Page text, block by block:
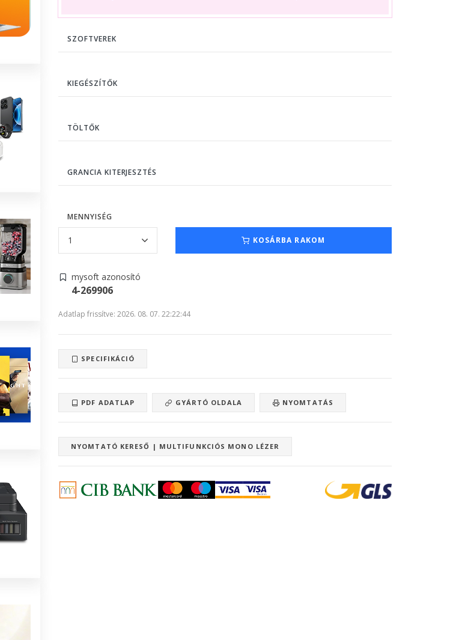
SZOFTVEREK
KIEGÉSZÍTŐK
TÖLTŐK
GRANCIA KITERJESZTÉS
MENNYISÉG
KOSÁRBA RAKOM
mysoft azonosító
4-269906
Adatlap frissítve: 2026. 08. 07. 22:22:44
SPECIFIKÁCIÓ
PDF ADATLAP GYÁRTÓ OLDALA NYOMTATÁS
NYOMTATÓ KERESŐ | MULTIFUNKCIÓS MONO LÉZER